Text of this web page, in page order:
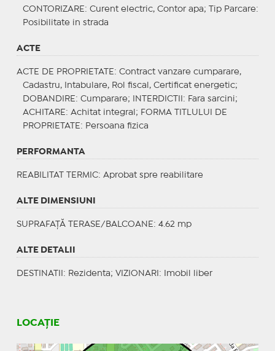
CONTORIZARE : Curent electric, Contor apa; Tip Parcare:
Posibilitate in strada
ACTE
ACTE DE PROPRIETATE : Contract vanzare cumparare,
Cadastru, Intabulare, Rol fiscal, Certificat energetic;
DOBANDIRE : Cumparare; INTERDICTII : Fara sarcini;
ACHITARE : Achitat integral; FORMA TITLULUI DE
PROPRIETATE : Persoana fizica
PERFORMANTA
REABILITAT TERMIC: Aprobat spre reabilitare
ALTE DIMENSIUNI
SUPRAFAȚĂ TERASE/BALCOANE: 4.62 mp
ALTE DETALII
DESTINATII : Rezidenta; VIZIONARI : Imobil liber
LOCAȚIE